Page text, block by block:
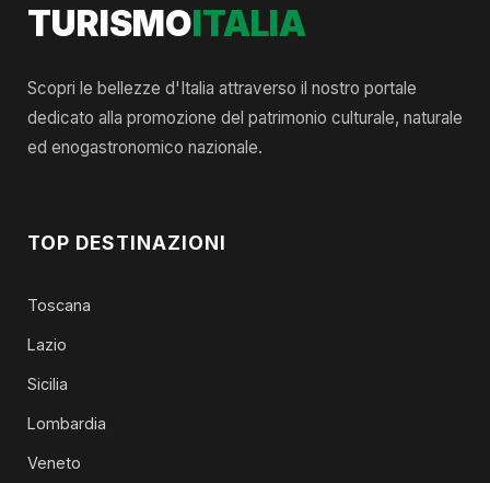
TURISMOITALIA
Scopri le bellezze d'Italia attraverso il nostro portale
dedicato alla promozione del patrimonio culturale, naturale
ed enogastronomico nazionale.
TOP DESTINAZIONI
Toscana
Lazio
Sicilia
Lombardia
Veneto